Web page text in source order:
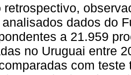
retrospectivo,
analisados dados do
a 21.959
no Uruguai entre
com